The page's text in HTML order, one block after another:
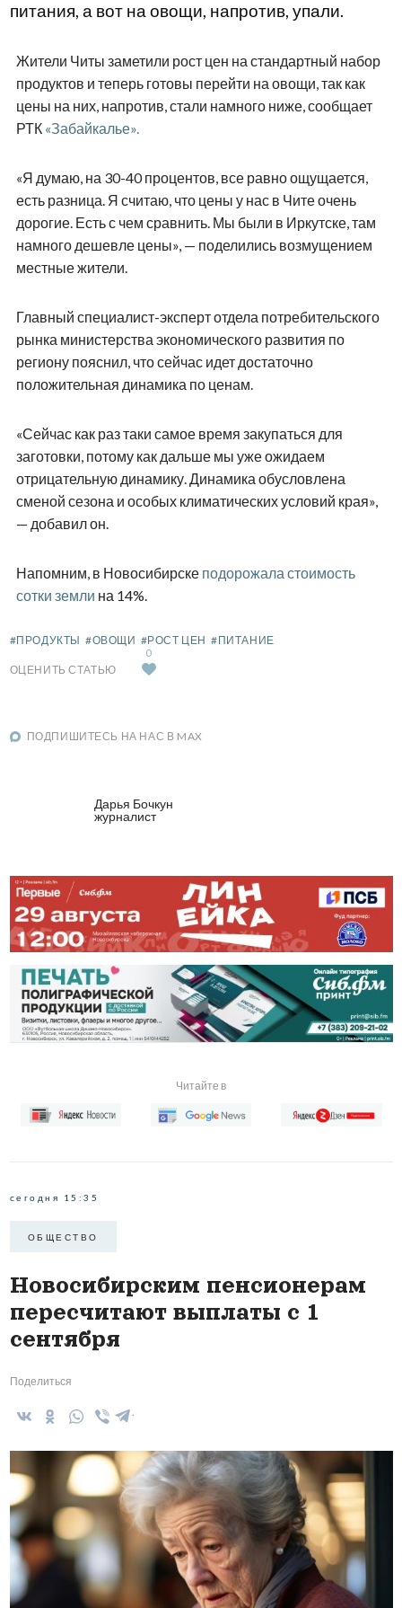
питания, а вот на овощи, напротив, упали.
Жители Читы заметили рост цен на стандартный набор
продуктов и теперь готовы перейти на овощи, так как
цены на них, напротив, стали намного ниже, сообщает
РТК «Забайкалье».
«Я думаю, на 30-40 процентов, все равно ощущается,
есть разница. Я считаю, что цены у нас в Чите очень
дорогие. Есть с чем сравнить. Мы были в Иркутске, там
намного дешевле цены», — поделились возмущением
местные жители.
Главный специалист-эксперт отдела потребительского
рынка министерства экономического развития по
региону пояснил, что сейчас идет достаточно
положительная динамика по ценам.
«Сейчас как раз таки самое время закупаться для
заготовки, потому как дальше мы уже ожидаем
отрицательную динамику. Динамика обусловлена
сменой сезона и особых климатических условий края»,
— добавил он.
Напомним, в Новосибирске подорожала стоимость
сотки земли на 14%.
#ПРОДУКТЫ #ОВОЩИ #РОСТ ЦЕН #ПИТАНИЕ
ОЦЕНИТЬ СТАТЬЮ
0
ПОДПИШИТЕСЬ НА НАС В MAX
Дарья Бочкун
журналист
Читайте в
сегодня 15:35
ОБЩЕСТВО
Новосибирским пенсионерам
пересчитают выплаты с 1
сентября
Поделиться